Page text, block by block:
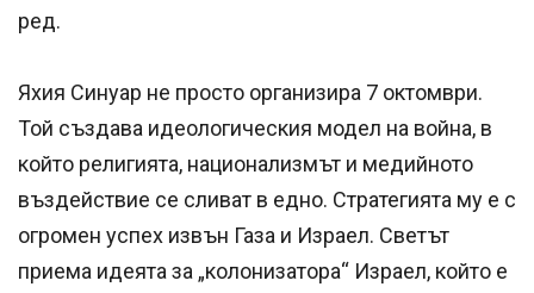
ред.
Яхия Синуар не просто организира 7 октомври.
Той създава идеологическия модел на война, в
който религията, национализмът и медийното
въздействие се сливат в едно. Стратегията му е с
огромен успех извън Газа и Израел. Светът
приема идеята за „колонизатора“ Израел, който е